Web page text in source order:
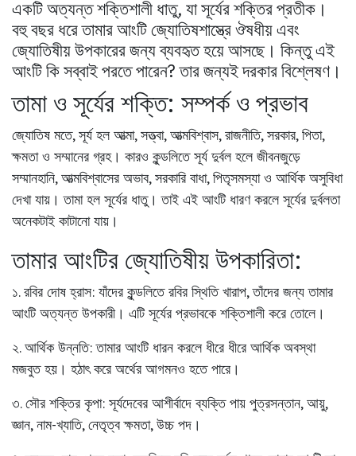
একটি অত্যন্ত শক্তিশালী ধাতু, যা সূর্যের শক্তির প্রতীক।
বহু বছর ধরে তামার আংটি জ্যোতিষশাস্ত্রে ঔষধীয় এবং
জ্যোতিষীয় উপকারের জন্য ব্যবহৃত হয়ে আসছে। কিন্তু এই
আংটি কি সব্বাই পরতে পারেন? তার জন্যই দরকার বিশ্লেষণ।
তামা ও সূর্যের শক্তি: সম্পর্ক ও প্রভাব
জ্যোতিষ মতে, সূর্য হল আত্মা, সত্ত্বা, আত্মবিশ্বাস, রাজনীতি, সরকার, পিতা,
ক্ষমতা ও সম্মানের গ্রহ। কারও কুন্ডলিতে সূর্য দুর্বল হলে জীবনজুড়ে
সম্মানহানি, আত্মবিশ্বাসের অভাব, সরকারি বাধা, পিতৃসমস্যা ও আর্থিক অসুবিধা
দেখা যায়। তামা হল সূর্যের ধাতু। তাই এই আংটি ধারণ করলে সূর্যের দুর্বলতা
অনেকটাই কাটানো যায়।
তামার আংটির জ্যোতিষীয় উপকারিতা:
১.রবির দোষ হ্রাস: যাঁদের কুন্ডলিতে রবির স্থিতি খারাপ, তাঁদের জন্য তামার
আংটি অত্যন্ত উপকারী। এটি সূর্যের প্রভাবকে শক্তিশালী করে তোলে।
২.আর্থিক উন্নতি:তামার আংটি ধারন করলে ধীরে ধীরে আর্থিক অবস্থা
মজবুত হয়। হঠাৎ করে অর্থের আগমনও হতে পারে।
৩.সৌর শক্তির কৃপা: সূর্যদেবের আশীর্বাদে ব্যক্তি পায় পুত্রসন্তান, আয়ু,
জ্ঞান, নাম-খ্যাতি, নেতৃত্ব ক্ষমতা, উচ্চ পদ।